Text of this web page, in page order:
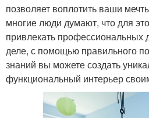
позволяет воплотить ваши
многие люди думают, что для
привлекать профессиональных
деле, с помощью правильного
знаний вы можете создать
функциональный интерьер